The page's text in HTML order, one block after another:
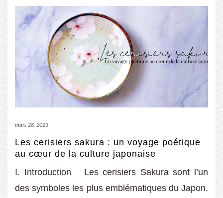
mars 28, 2023
Les cerisiers sakura : un voyage poétique
au cœur de la culture japonaise
I. Introduction Les cerisiers Sakura sont l’un
des symboles les plus emblématiques du Japon.